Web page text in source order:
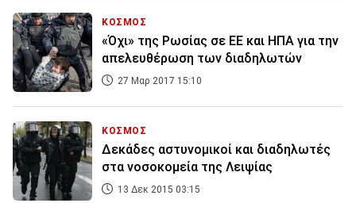
ΚΟΣΜΟΣ
«Όχι» της Ρωσίας σε ΕΕ και ΗΠΑ για την
απελευθέρωση των διαδηλωτών
27 Μαρ 2017 15:10
ΚΟΣΜΟΣ
Δεκάδες αστυνομικοί και διαδηλωτές
στα νοσοκομεία της Λειψίας
13 Δεκ 2015 03:15